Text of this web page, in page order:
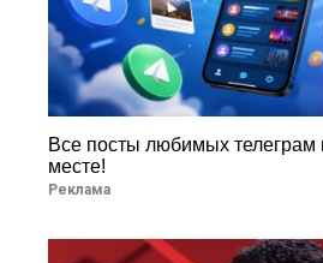
Все посты любимых телеграм
месте!
Реклама